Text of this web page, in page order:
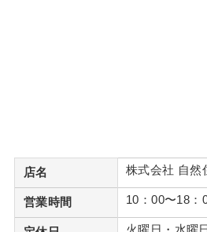
店名 株式会社 自然
営業時間 10：00〜18：